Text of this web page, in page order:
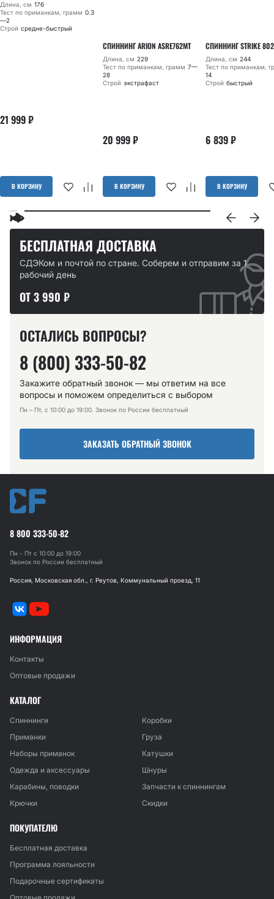
Длина, см 176
Тест по приманкам, грамм 0.3
—2
Строй средне-быстрый
21 999₽
В КОРЗИНУ
СПИННИНГ ARION ASRE762MT
Длина, см 229
Тест по приманкам, грамм 7—
28
Строй экстрафаст
20 999₽
В КОРЗИНУ
СПИННИНГ STRIKE 802
Длина, см 244
Тест по приманкам,
14
Строй быстрый
6 839₽
В КОРЗИНУ
БЕСПЛАТНАЯ ДОСТАВКА
СДЭКом и почтой по стране. Соберем и отправим за 1
рабочий день
ОТ 3 990 ₽
ОСТАЛИСЬ ВОПРОСЫ?
8 (800) 333-50-82
Закажите обратный звонок — мы ответим на все
вопросы и поможем определиться с выбором
Пн – Пт, с 10:00 до 19:00. Звонок по России бесплатный
ЗАКАЗАТЬ ОБРАТНЫЙ ЗВОНОК
8 800 333-50-82
Пн - Пт с 10:00 до 19:00
Звонок по России бесплатный
Россия, Московская обл., г. Реутов, Коммунальный проезд, 11
ИНФОРМАЦИЯ
Контакты
Оптовые продажи
КАТАЛОГ
Спиннинги
Коробки
Приманки
Груза
Наборы приманок
Катушки
Одежда и аксессуары
Шнуры
Карабины, поводки
Запчасти к спиннингам
Крючки
Скидки
ПОКУПАТЕЛЮ
Бесплатная доставка
Программа лояльности
Подарочные сертификаты